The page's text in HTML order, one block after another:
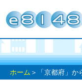
ホーム ＞「京都府」か